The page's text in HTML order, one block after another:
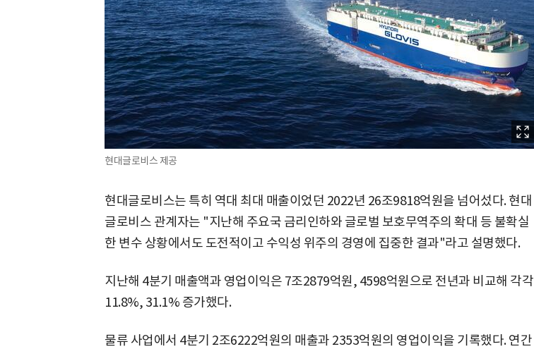
현대글로비스 제공
현대글로비스는 특히 역대 최대 매출이었던 2022년 26조9818억원을 넘어섰다. 현대
글로비스 관계자는 "지난해 주요국 금리인하와 글로벌 보호무역주의 확대 등 불확실
한 변수 상황에서도 도전적이고 수익성 위주의 경영에 집중한 결과"라고 설명했다.
지난해 4분기 매출액과 영업이익은 7조2879억원, 4598억원으로 전년과 비교해 각각
11.8%, 31.1% 증가했다.
물류 사업에서 4분기 2조6222억원의 매출과 2353억원의 영업이익을 기록했다. 연간